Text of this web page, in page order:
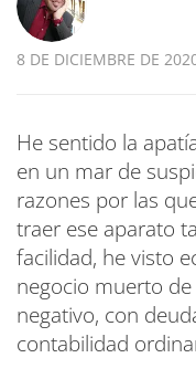
8 DE DICIEMBRE DE
He sentido la
en un mar de
razones por las
traer ese aparato
facilidad, he visto
negocio muerto
negativo, con
contabilidad